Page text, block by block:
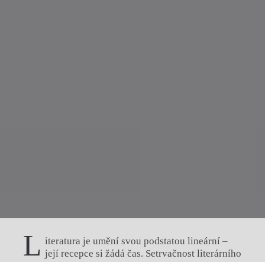
L iteratura je umění svou podstatou lineární –
její recepce si žádá čas. Setrvačnost literárního